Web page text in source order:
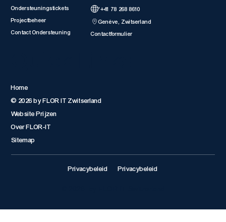
Ondersteuningstickets
Projectbeheer
Contact Ondersteuning
'+41 78 268 8610
Genève, Zwitserland
Contactformulier
Home
© 2026 by FLOR IT Zwitserland
Website Prijzen
Over FLOR-IT
Sitemap
Privacybeleid Privacybeleid